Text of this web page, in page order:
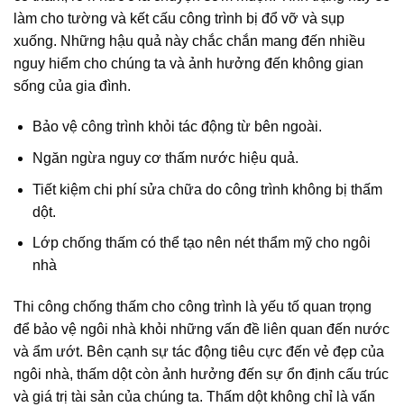
làm cho tường và kết cấu công trình bị đổ vỡ và sụp
xuống. Những hậu quả này chắc chắn mang đến nhiều
nguy hiểm cho chúng ta và ảnh hưởng đến không gian
sống của gia đình.
Bảo vệ công trình khỏi tác động từ bên ngoài.
Ngăn ngừa nguy cơ thấm nước hiệu quả.
Tiết kiệm chi phí sửa chữa do công trình không bị thấm
dột.
Lớp chống thấm có thể tạo nên nét thẩm mỹ cho ngôi
nhà
Thi công chống thấm cho công trình là yếu tố quan trọng
để bảo vệ ngôi nhà khỏi những vấn đề liên quan đến nước
và ẩm ướt. Bên cạnh sự tác động tiêu cực đến vẻ đẹp của
ngôi nhà, thấm dột còn ảnh hưởng đến sự ổn định cấu trúc
và giá trị tài sản của chúng ta. Thấm dột không chỉ là vấn